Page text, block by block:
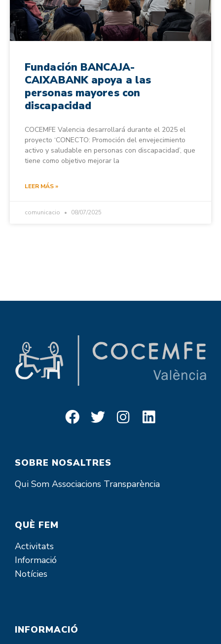
Fundación BANCAJA-
CAIXABANK apoya a las
personas mayores con
discapacidad
COCEMFE Valencia desarrollará durante el 2025 el
proyecto ‘CONECTO: Promoción del envejecimiento
activo y saludable en personas con discapacidad’, que
tiene como objetivo mejorar la
LEER MÁS »
comunicacio 08/07/2025
SOBRE NOSALTRES
Qui Som Associacions Transparència
QUÈ FEM
Activitats
Informació
Notícies
INFORMACIÓ